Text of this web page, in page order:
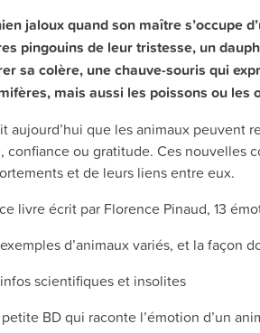
jaloux quand son maître s’occupe
pingouins de leur tristesse, un
sa colère, une chauve-souris qui
mais aussi les poissons ou les
aujourd’hui que les animaux peuvent
confiance ou gratitude. Ces nouvelles
et de leurs liens entre eux.
livre écrit par Florence Pinaud, 13
d’animaux variés, et la façon
scientifiques et insolites
BD qui raconte l’émotion d’un